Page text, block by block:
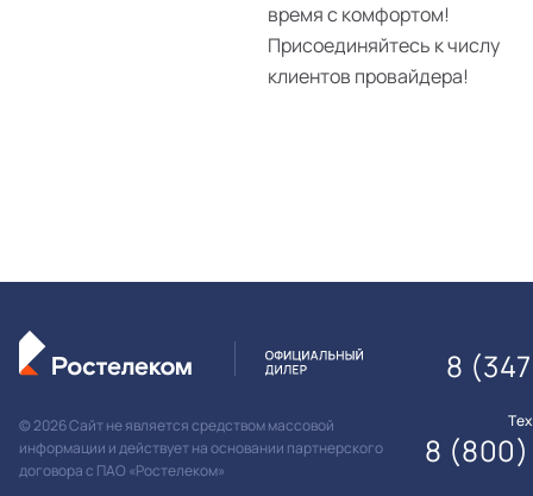
время с комфортом!
Присоединяйтесь к числу
клиентов провайдера!
© 2026 Сайт не является средством массовой
информации и действует на основании партнерского
договора с ПАО «Ростелеком»
8
8